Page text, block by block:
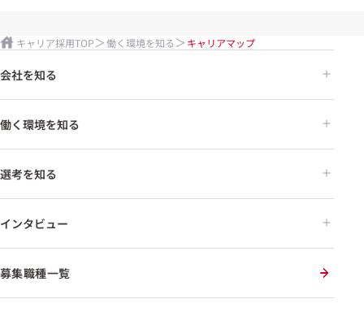
キャリア採用TOP 働く環境を知る キャリアマップ
会社を知る
働く環境を知る
選考を知る
インタビュー
募集職種一覧